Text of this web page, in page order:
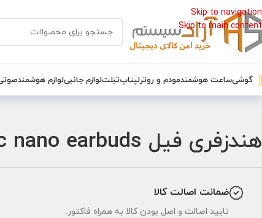
Skip to navigation
Skip to main content
گوشیساعت هوشمندمودم و روترلپتاپتبلتلوازم جانبیلوازم هوشمند
هندزفری فیل fill cc nano earbuds
ضمانت اصالت کالا
تایید اصالت و اصل بودن کالا به همراه فاکتور.